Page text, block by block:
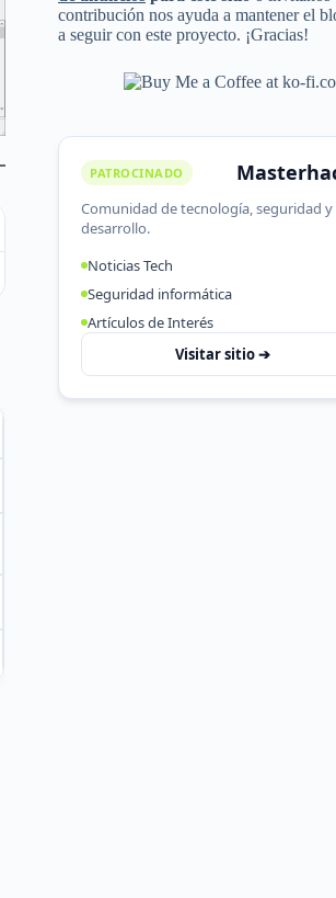
contribución nos ayuda a mantener el
a seguir con este proyecto. ¡Gracias!
PATROCINADO
Comunidad de tecnología, seguridad y
desarrollo.
Noticias Tech
Seguridad informática
Artículos de Interés
Visitar sitio ➔